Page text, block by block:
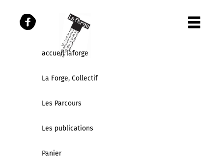
accueil laforge
La Forge, Collectif
Les Parcours
Les publications
Panier